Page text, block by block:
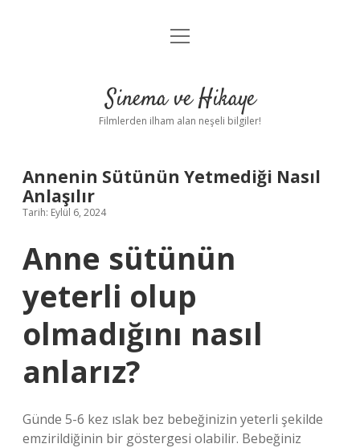
Gizlilik Politikası
Yasal Uyarı
menüyü
Sinema ve Hikaye
Filmlerden ilham alan neşeli bilgiler!
Annenin Sütünün Yetmediği Nasıl
Anlaşılır
Tarih: Eylül 6, 2024
Anne sütünün
yeterli olup
olmadığını nasıl
anlarız?
Günde 5-6 kez ıslak bez bebeğinizin yeterli şekilde
emzirildiğinin bir göstergesi olabilir. Bebeğiniz